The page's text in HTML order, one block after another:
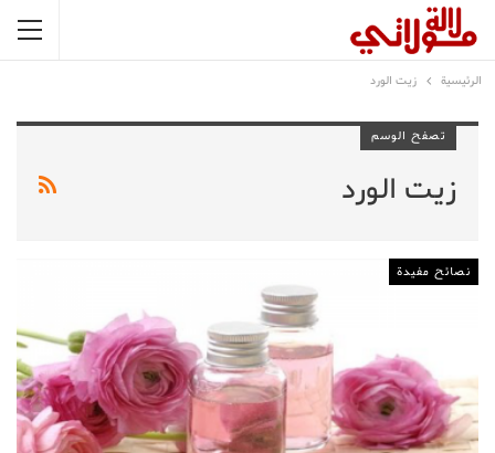
الرئيسية زيت الورد
تصفح الوسم
زيت الورد
نصائح مفيدة